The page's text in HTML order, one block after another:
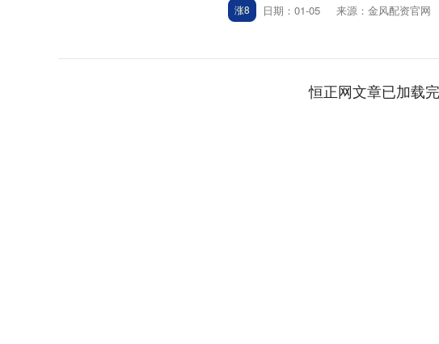
涨8 日期：01-05 来源：金风配资官网
恒正网文章已加载